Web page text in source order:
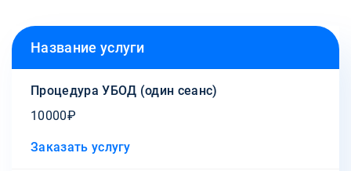
Название услуги
Процедура УБОД (один сеанс)
10000₽
Заказать услугу